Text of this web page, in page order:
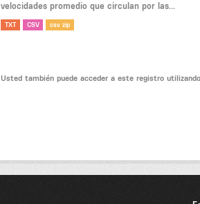
velocidades promedio que circulan por las...
TXT CSV csv zip
Usted también puede acceder a este registro